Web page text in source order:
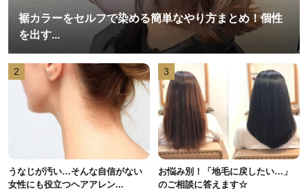
裾カラーをセルフで染める簡単なやり方まとめ！個性
を出す...
2
うなじが汚い…そんな自信がない
女性にも役立つヘアアレン...
3
お悩み別！「地毛に戻したい…」
のご相談に答えます☆